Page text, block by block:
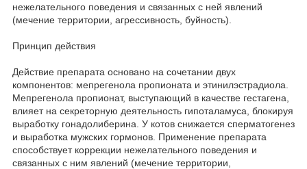
нежелательного поведения и связанных с ней явлений
(мечение территории, агрессивность, буйность).
Принцип действия
Действие препарата основано на сочетании двух
компонентов: мепрегенола пропионата и этинилэстрадиола.
Мепрегенола пропионат, выступающий в качестве гестагена,
влияет на секреторную деятельность гипоталамуса, блокируя
выработку гонадолиберина. У котов снижается сперматогенез
и выработка мужских гормонов. Применение препарата
способствует коррекции нежелательного поведения и
связанных с ним явлений (мечение территории,